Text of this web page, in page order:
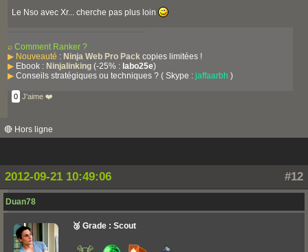
Le Nso avec Xr... cherche pas plus loin
⌕ Comment Ranker ?
▶ Nouveauté : Ninja Web Pro Pack copies limitées !
▶ Ebook : Ninjalinking (-25% : labo25e)
▶ Conseils stratégiques ou techniques ? ( Skype : jaffaarbh )
0 J'aime ❤️
🔴 Hors ligne
#12
2012-09-21 10:49:06
Duan78
🥉 Grade : Scout